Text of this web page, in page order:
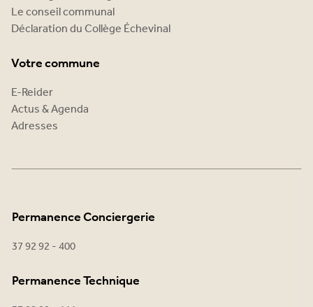
Le conseil communal
Déclaration du Collège Échevinal
Votre commune
E-Reider
Actus & Agenda
Adresses
Permanence Conciergerie
37 92 92 - 400
Permanence Technique